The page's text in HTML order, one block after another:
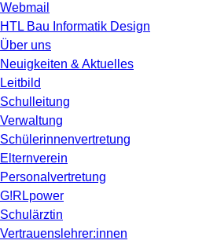
Webmail
HTL Bau Informatik Design
Über uns
Neuigkeiten & Aktuelles
Leitbild
Schulleitung
Verwaltung
Schülerinnenvertretung
Elternverein
Personalvertretung
G!RLpower
Schulärztin
Vertrauenslehrer:innen